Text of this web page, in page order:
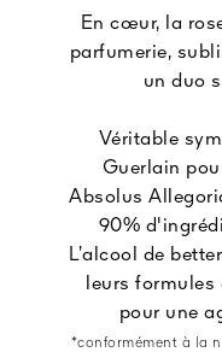
En cœur, la
parfumerie,
un duo
Véritable
Guerlain
Absolus
90%
L’alcool de
leurs
pour une
*conformément à la